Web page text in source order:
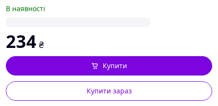
В наявності
234 ₴
Купити зараз
Купити